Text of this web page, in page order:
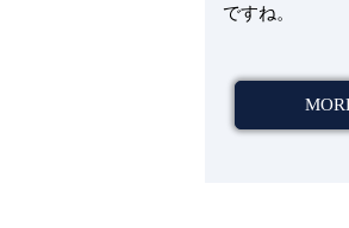
ですね。